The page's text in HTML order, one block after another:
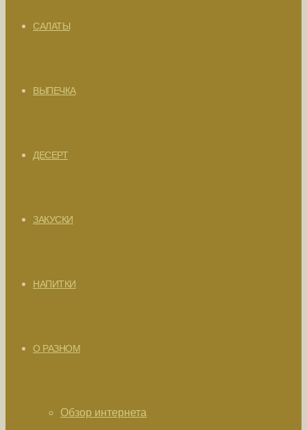
САЛАТЫ
ВЫПЕЧКА
ДЕСЕРТ
ЗАКУСКИ
НАПИТКИ
О РАЗНОМ
Обзор интернета